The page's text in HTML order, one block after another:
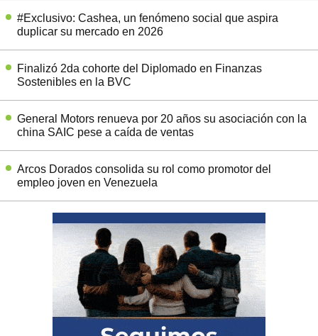
#Exclusivo: Cashea, un fenómeno social que aspira
duplicar su mercado en 2026
Finalizó 2da cohorte del Diplomado en Finanzas
Sostenibles en la BVC
General Motors renueva por 20 años su asociación con la
china SAIC pese a caída de ventas
Arcos Dorados consolida su rol como promotor del
empleo joven en Venezuela